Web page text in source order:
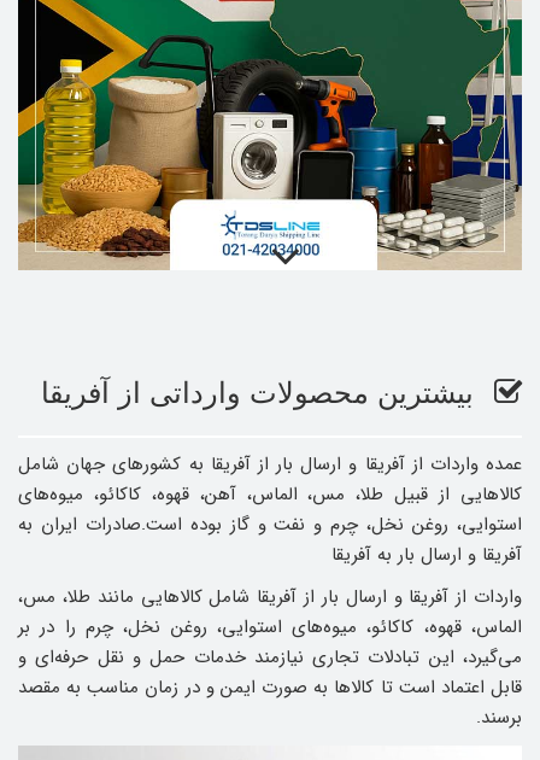
بیشترین محصولات وارداتی از آفریقا
عمده واردات از آفریقا و ارسال بار از آفریقا به کشورهای جهان شامل
کالاهایی از قبیل طلا، مس، الماس، آهن، قهوه، کاکائو، میوه‌های
استوایی، روغن نخل، چرم و نفت و گاز بوده است.صادرات ایران به
آفریقا و ارسال بار به آفریقا
واردات از آفریقا و ارسال بار از آفریقا شامل کالاهایی مانند طلا، مس،
الماس، قهوه، کاکائو، میوه‌های استوایی، روغن نخل، چرم را در بر
می‌گیرد، این تبادلات تجاری نیازمند خدمات حمل‌ و نقل حرفه‌ای و
قابل‌ اعتماد است تا کالاها به ‌صورت ایمن و در زمان مناسب به مقصد
برسند.